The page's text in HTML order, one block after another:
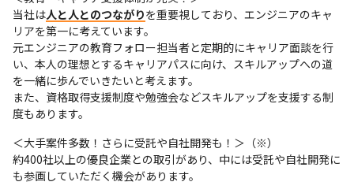
当社は人と人とのつながりを重要視しており、エンジニアのキャ
リアを第一に考えています。
元エンジニアの教育フォロー担当者と定期的にキャリア面談を行
い、本人の理想とするキャリアパスに向け、スキルアップへの道
を一緒に歩んでいきたいと考えます。
また、資格取得支援制度や勉強会などスキルアップを支援する制
度もあります。
＜大手案件多数！さらに受託や自社開発も！＞（※）
約400社以上の優良企業との取引があり、中には受託や自社開発に
も参画していただく機会があります。